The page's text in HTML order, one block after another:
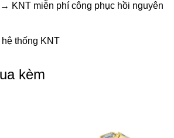
KNT miễn phí công phục hồi nguyên
thống KNT
kèm